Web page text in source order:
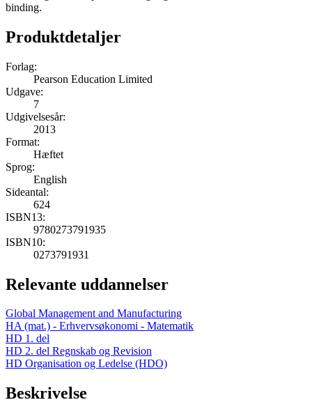
binding.
Produktdetaljer
Forlag:
Pearson Education Limited
Udgave:
7
Udgivelsesår:
2013
Format:
Hæftet
Sprog:
English
Sideantal:
624
ISBN13:
9780273791935
ISBN10:
0273791931
Relevante uddannelser
Global Management and Manufacturing
HA (mat.) - Erhvervsøkonomi - Matematik
HD 1. del
HD 2. del Regnskab og Revision
HD Organisation og Ledelse (HDO)
Beskrivelse